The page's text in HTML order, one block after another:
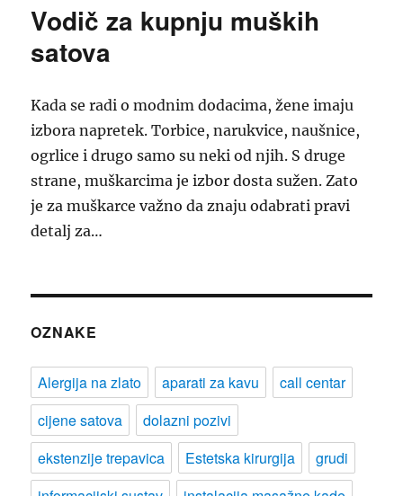
Vodič za kupnju muških
satova
Kada se radi o modnim dodacima, žene imaju
izbora napretek. Torbice, narukvice, naušnice,
ogrlice i drugo samo su neki od njih. S druge
strane, muškarcima je izbor dosta sužen. Zato
je za muškarce važno da znaju odabrati pravi
detalj za…
OZNAKE
Alergija na zlato aparati za kavu
call centar
cijene satova
dolazni pozivi
ekstenzije trepavica
Estetska kirurgija
grudi